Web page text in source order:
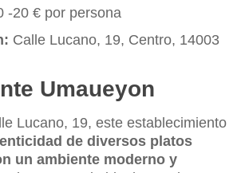
-20 € por persona
Calle Lucano, 19, Centro, 14003
Umaueyon
Lucano, 19, este establecimiento
de diversos platos
un ambiente moderno y